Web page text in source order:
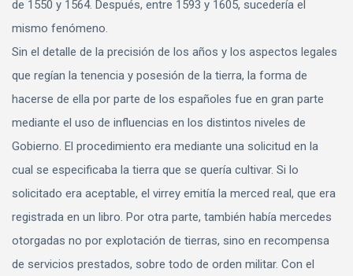
de 1550 y 1564. Después, entre 1593 y 1605, sucedería el
mismo fenómeno.
Sin el detalle de la precisión de los años y los aspectos legales
que regían la tenencia y posesión de la tierra, la forma de
hacerse de ella por parte de los españoles fue en gran parte
mediante el uso de influencias en los distintos niveles de
Gobierno. El procedimiento era mediante una solicitud en la
cual se especificaba la tierra que se quería cultivar. Si lo
solicitado era aceptable, el virrey emitía la merced real, que era
registrada en un libro. Por otra parte, también había mercedes
otorgadas no por explotación de tierras, sino en recompensa
de servicios prestados, sobre todo de orden militar. Con el